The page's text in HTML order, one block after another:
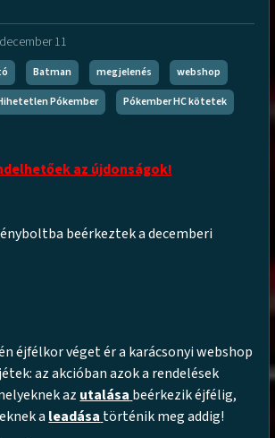
11
Batman megjelenés
webshop
Pókember
Pókember HC kötetek
az újdonságok!
beérkeztek a decemberi
éjfélkor véget ér a karácsonyi webshop
az akcióban azok a rendelések
az utalása beérkezik éjfélig,
a leadása történik meg addig!